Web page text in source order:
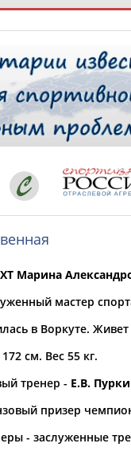
регион*
проживания
рождения
Марина
мастер
в Воркуте.
см. Вес 55 кг.
тренер - Е.В.
призер
- заслуженные